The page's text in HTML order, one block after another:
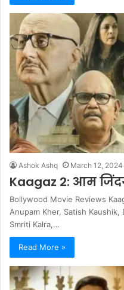
Ashok Ashq March 12, 2024
Kaagaz 2: आम
Bollywood Movie Reviews
Anupam Kher, Satish Kaushik,
Smriti Kalra,…
Read More »